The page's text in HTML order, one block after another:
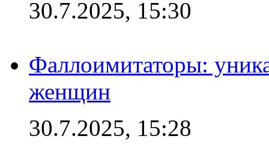
30.7.2025, 15:30
Фаллоимитаторы:
женщин
30.7.2025, 15:28